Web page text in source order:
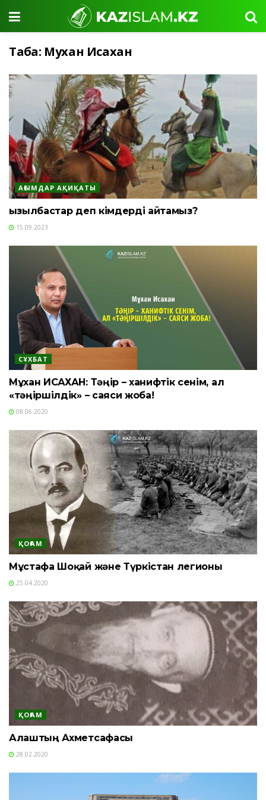
Таңба: Мухан Исахан
АҒЫМДАР АҚИҚАТЫ
Қызылбастар деп кімдерді айтамыз?
15.09.2023
СҰХБАТ
Мұхан ИСАХАН: Тәңір – ханифтік сенім, ал
«тәңіршілдік» – саяси жоба!
08.06.2020
ҚОҒАМ
Мұстафа Шоқай және Түркістан легионы
25.04.2020
ҚОҒАМ
Алаштың Ахметсафасы
28.02.2020